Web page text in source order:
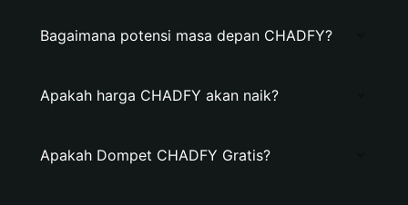
Bagaimana potensi masa depan CHADFY?
Apakah harga CHADFY akan naik?
Apakah Dompet CHADFY Gratis?